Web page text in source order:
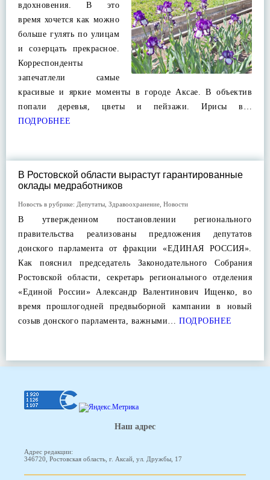
вдохновения. В это
время хочется как можно
больше гулять по улицам
и созерцать прекрасное.
Корреспонденты
запечатлели самые
красивые и яркие моменты в городе Аксае. В объектив
попали деревья, цветы и пейзажи. Ирисы в…
ПОДРОБНЕЕ
В Ростовской области вырастут гарантированные
оклады медработников
Новость в рубрике: Депутаты Здравоохранение Новости
В утвержденном постановлении регионального
правительства реализованы предложения депутатов
донского парламента от фракции «ЕДИНАЯ РОССИЯ».
Как пояснил председатель Законодательного Собрания
Ростовской области, секретарь регионального отделения
«Единой России» Александр Валентинович Ищенко, во
время прошлогодней предвыборной кампании в новый
созыв донского парламента, важными… ПОДРОБНЕЕ
Наш адрес
Адрес редакции:
346720, Ростовская область, г. Аксай, ул. Дружбы, 17